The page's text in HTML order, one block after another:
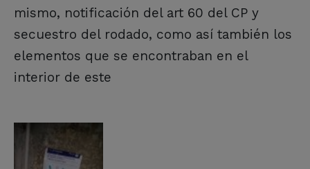
mismo, notificación del art 60 del CP y
secuestro del rodado, como así también los
elementos que se encontraban en el
interior de este